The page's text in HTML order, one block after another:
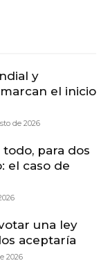
y
el inicio
de 2026
para dos
el caso de
una ley
aceptaría
2026